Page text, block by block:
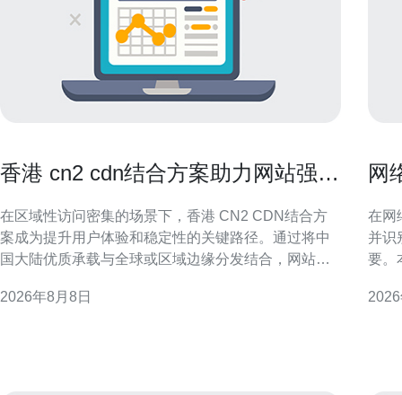
香港 cn2 cdn结合方案助力网站强力
在区域性访问密集的场景下，香港 CN2 CDN结合方
案成为提升用户体验和稳定性的关键路径。通过将中
国大陆优质承载与全球或区域边缘分发结合，网站能
港 CN2 与 CDN 结合方案 香港 CN2 CDN结合方案指
2026年8月8日
网
在网
并识
要。
法，